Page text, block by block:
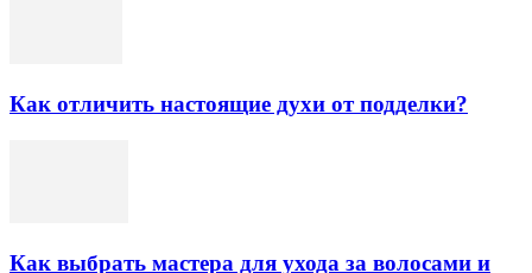
Как отличить настоящие духи от подделки?
Как выбрать мастера для ухода за волосами и